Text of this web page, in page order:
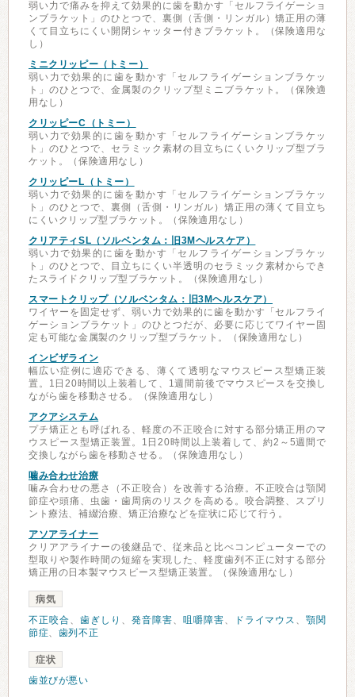
弱い力で痛みを抑えて効果的に歯を動かす「セルフライゲーショ
ンブラケット」のひとつで、裏側（舌側・リンガル）矯正用の薄
くて目立ちにくい開閉シャッター付きブラケット。（保険適用な
し）
ミニクリッピー（トミー）
弱い力で効果的に歯を動かす「セルフライゲーションブラケッ
ト」のひとつで、金属製のクリップ型ミニブラケット。（保険適
用なし）
クリッピーC（トミー）
弱い力で効果的に歯を動かす「セルフライゲーションブラケッ
ト」のひとつで、セラミック素材の目立ちにくいクリップ型ブラ
ケット。（保険適用なし）
クリッピーL（トミー）
弱い力で効果的に歯を動かす「セルフライゲーションブラケッ
ト」のひとつで、裏側（舌側・リンガル）矯正用の薄くて目立ち
にくいクリップ型ブラケット。（保険適用なし）
クリアティSL（ソルベンタム：旧3Mヘルスケア）
弱い力で効果的に歯を動かす「セルフライゲーションブラケッ
ト」のひとつで、目立ちにくい半透明のセラミック素材からでき
たスライドクリップ型ブラケット。（保険適用なし）
スマートクリップ（ソルベンタム：旧3Mヘルスケア）
ワイヤーを固定せず、弱い力で効果的に歯を動かす「セルフライ
ゲーションブラケット」のひとつだが、必要に応じてワイヤー固
定も可能な金属製のクリップ型ブラケット。（保険適用なし）
インビザライン
幅広い症例に適応できる、薄くて透明なマウスピース型矯正装
置。1日20時間以上装着して、1週間前後でマウスピースを交換し
ながら歯を移動させる。（保険適用なし）
アクアシステム
プチ矯正とも呼ばれる、軽度の不正咬合に対する部分矯正用のマ
ウスピース型矯正装置。1日20時間以上装着して、約2～5週間で
交換しながら歯を移動させる。（保険適用なし）
噛み合わせ治療
噛み合わせの悪さ（不正咬合）を改善する治療。不正咬合は顎関
節症や頭痛、虫歯・歯周病のリスクを高める。咬合調整、スプリ
ント療法、補綴治療、矯正治療などを症状に応じて行う。
アソアライナー
クリアアライナーの後継品で、従来品と比べコンピューターでの
型取りや製作時間の短縮を実現した、軽度歯列不正に対する部分
矯正用の日本製マウスピース型矯正装置。（保険適用なし）
病気
不正咬合、 歯ぎしり 、 発音障害、 咀嚼障害、 ドライマウス 、顎関
節症、 歯列不正
症状
歯並びが悪い